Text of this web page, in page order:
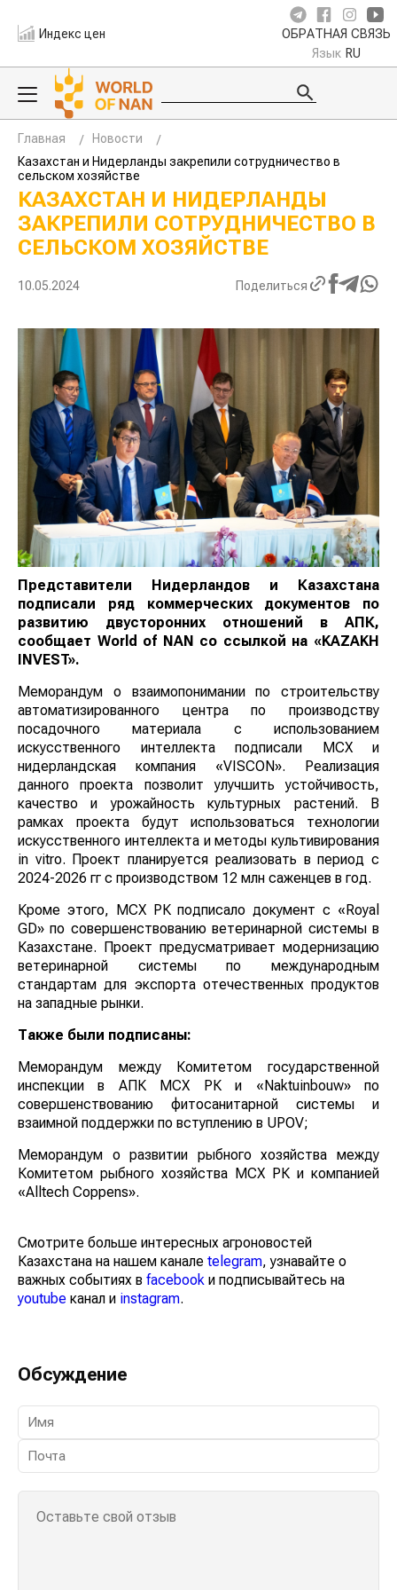
Индекс цен ОБРАТНАЯ СВЯЗЬ
Язык RU
Главная
Новости
Казахстан и Нидерланды закрепили сотрудничество в
сельском хозяйстве
КАЗАХСТАН И НИДЕРЛАНДЫ
ЗАКРЕПИЛИ СОТРУДНИЧЕСТВО В
СЕЛЬСКОМ ХОЗЯЙСТВЕ
10.05.2024 Поделиться
Представители Нидерландов и Казахстана
подписали ряд коммерческих документов по
развитию двусторонних отношений в АПК,
сообщает World of NAN со ссылкой на «KAZAKH
INVEST».
Меморандум о взаимопонимании по строительству
автоматизированного центра по производству
посадочного материала с использованием
искусственного интеллекта подписали МСХ и
нидерландская компания «VISCON». Реализация
данного проекта позволит улучшить устойчивость,
качество и урожайность культурных растений. В
рамках проекта будут использоваться технологии
искусственного интеллекта и методы культивирования
in vitro. Проект планируется реализовать в период с
2024-2026 гг с производством 12 млн саженцев в год.
Кроме этого, МСХ РК подписало документ с «Royal
GD» по совершенствованию ветеринарной системы в
Казахстане. Проект предусматривает модернизацию
ветеринарной системы по международным
стандартам для экспорта отечественных продуктов
на западные рынки.
Также были подписаны:
Меморандум между Комитетом государственной
инспекции в АПК МСХ РК и «Naktuinbouw» по
совершенствованию фитосанитарной системы и
взаимной поддержки по вступлению в UPOV;
Меморандум о развитии рыбного хозяйства между
Комитетом рыбного хозяйства МСХ РК и компанией
«Alltech Coppens».
Смотрите больше интересных агроновостей
Казахстана на нашем канале telegram, узнавайте о
важных событиях в facebook и подписывайтесь на
youtube канал и instagram.
Обсуждение